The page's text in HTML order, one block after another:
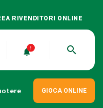
RIVENDITORI ONLINE
search
GIOCA ONLINE